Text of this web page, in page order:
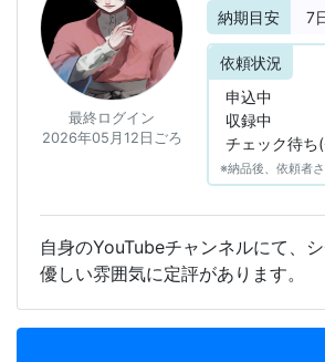
最終ログイン
2026年05月12日ごろ
納期目安 7
依頼状況
申込中
収録中
チェック待ち
※納品後、依頼者
自身のYouTubeチャンネルにて、
優しい雰囲気に定評があります。